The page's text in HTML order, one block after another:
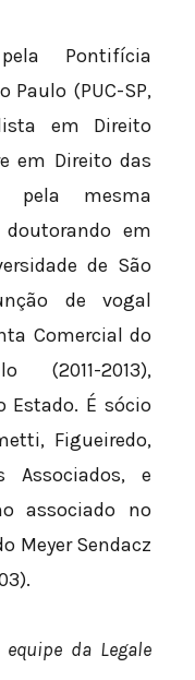
Pontifícia
Paulo (PUC-SP,
em Direito
em Direito das
pela mesma
em
de São
de vogal
Comercial do
2013),
Estado. É sócio
Figueiredo,
Associados, e
associado no
Meyer Sendacz
da Legale